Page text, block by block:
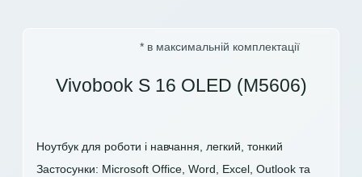
* в максимальній комплектації
Vivobook S 16 OLED (M5606)
Ноутбук для роботи і навчання, легкий, тонкий
Застосунки: Microsoft Office, Word, Excel, Outlook та